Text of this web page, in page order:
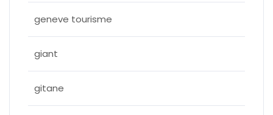
geneve tourisme
giant
gitane